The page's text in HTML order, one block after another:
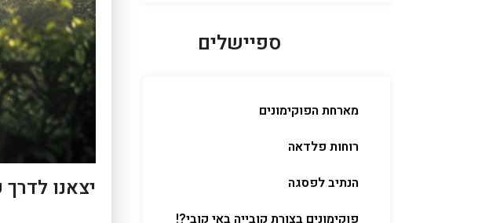
ספיישלים
מארחת הפוקימונים
רוחות פלדאה
הנתיב לפסגה
יצאנו